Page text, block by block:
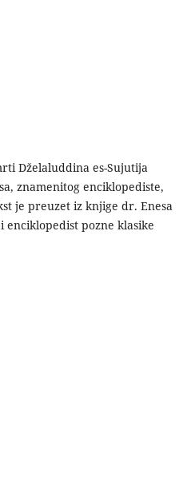
Dželaluddina es-Sujutija
znamenitog enciklopediste,
je preuzet iz knjige dr. Enesa
enciklopedist pozne klasike